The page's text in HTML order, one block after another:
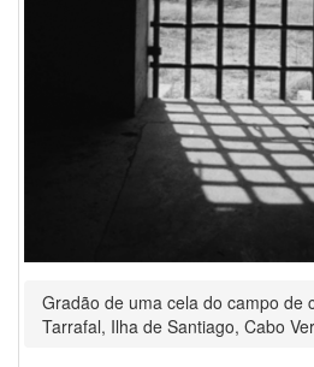
Gradão de uma cela do campo de
Tarrafal, Ilha de Santiago, Cabo